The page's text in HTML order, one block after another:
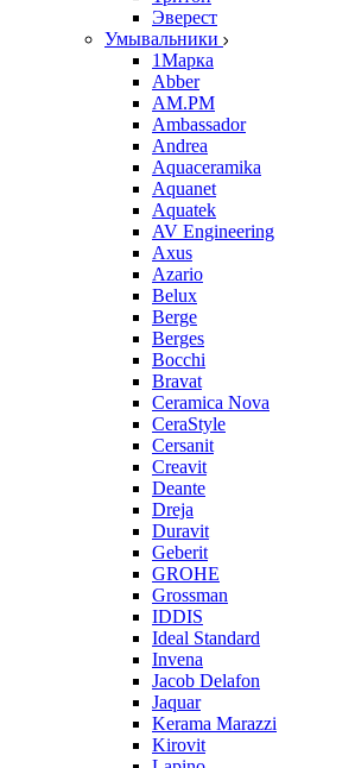
Эверест
Умывальники
1Марка
Abber
AM.PM
Ambassador
Andrea
Aquaceramika
Aquanet
Aquatek
AV Engineering
Axus
Azario
Belux
Berge
Berges
Bocchi
Bravat
Ceramica Nova
CeraStyle
Cersanit
Creavit
Deante
Dreja
Duravit
Geberit
GROHE
Grossman
IDDIS
Ideal Standard
Invena
Jacob Delafon
Jaquar
Kerama Marazzi
Kirovit